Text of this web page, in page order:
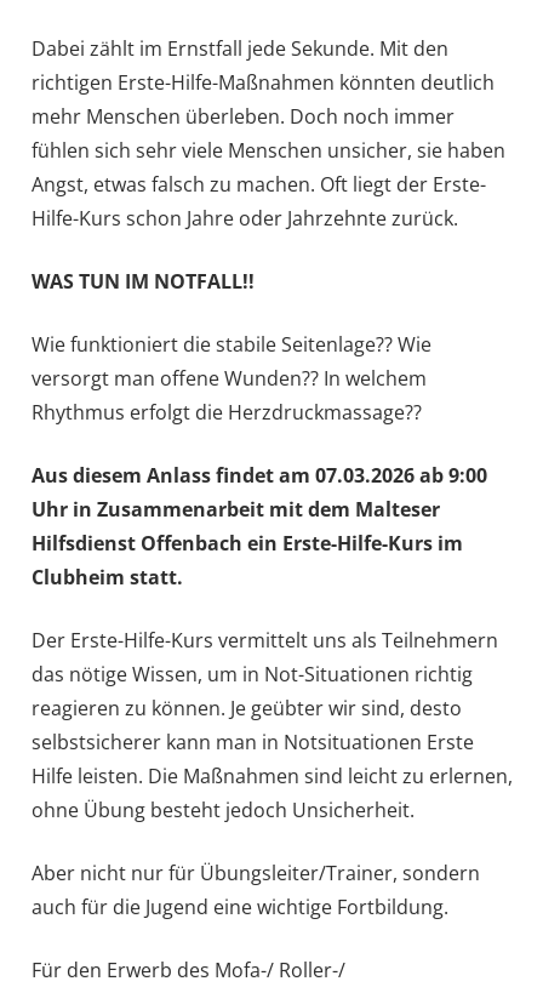
Dabei zählt im Ernstfall jede Sekunde. Mit den
richtigen Erste-Hilfe-Maßnahmen könnten deutlich
mehr Menschen überleben. Doch noch immer
fühlen sich sehr viele Menschen unsicher, sie haben
Angst, etwas falsch zu machen. Oft liegt der Erste-
Hilfe-Kurs schon Jahre oder Jahrzehnte zurück.
WAS TUN IM NOTFALL!!
Wie funktioniert die stabile Seitenlage?? Wie
versorgt man offene Wunden?? In welchem
Rhythmus erfolgt die Herzdruckmassage??
Aus diesem Anlass findet am 07.03.2026 ab 9:00
Uhr in Zusammenarbeit mit dem Malteser
Hilfsdienst Offenbach ein Erste-Hilfe-Kurs im
Clubheim statt.
Der Erste-Hilfe-Kurs vermittelt uns als Teilnehmern
das nötige Wissen, um in Not-Situationen richtig
reagieren zu können. Je geübter wir sind, desto
selbstsicherer kann man in Notsituationen Erste
Hilfe leisten. Die Maßnahmen sind leicht zu erlernen,
ohne Übung besteht jedoch Unsicherheit.
Aber nicht nur für Übungsleiter/Trainer, sondern
auch für die Jugend eine wichtige Fortbildung.
Für den Erwerb des Mofa-/ Roller-/